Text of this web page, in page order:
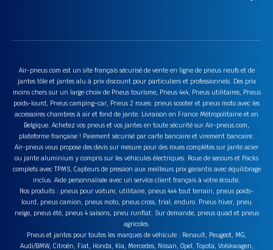
Air-pneus.com est un site français sécurisé de vente en ligne de pneus neufs et de
jantes tôle et jantes alu à prix discount pour particuliers et professionnels. Des prix
moins chers sur un large choix de Pneus tourisme, Pneus 4x4, Pneus utilitaires, Pneus
poids-lourd, Pneus camping-car, Pneus 2 roues: pneus scooter et pneus moto avec les
accessoires chambres à air et fond de jante. Livraison en France Métropolitaine et en
Belgique. Achetez vos pneus et vos jantes en toute sécurité sur Air-pneus.com,
plateforme française ! Paiement sécurisé par carte bancaire et virement bancaire.
Air-pneus vous propose des devis sur mesure pour des roues complètes sur jante acier
ou jante aluminium y compris sur les véhicules électriques. Roue de secours et Packs
complets avec TPMS, Capteurs de pression aux meilleurs prix garantis avec équilibrage
inclus. Aide personnalisée avec un service client français à votre écoute.
Nos produits : pneus pour voiture, utilitaire, pneus 4x4 tout terrain, pneus poids-
lourd, pneus camion, pneus moto, pneus cross, trial, enduro. Pneus hiver, pneu
neige, pneus été, pneus 4 saisons, pneu runflat. Sur demande, pneus quad et pneus
agricoles.
Pneus et jantes pour toutes les marques de véhicule : Renault, Peugeot, MG,
Audi/BMW, Citroën, Fiat, Honda, Kia, Mercedes, Nissan, Opel, Toyota, Volskwagen,